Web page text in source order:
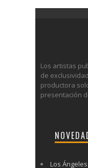
Los artistas
de
productora
presentación
Los